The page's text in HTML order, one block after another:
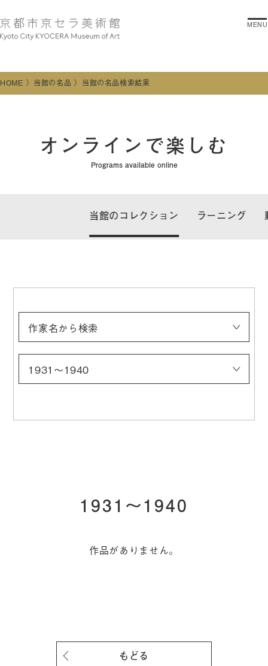
MENU
HOME 当館の名品 当館の名品検索結果
オンラインで楽しむ
Programs available online
当館のコレクション ラーニング
作家名から検索
浅井忠
伊藤快彦
稲垣稔次郎
入江波光
上村松園
太田喜二郎
太田聴雨
奥村霞城
小合友之助
鹿子木孟郎
神坂雪佳
菊池契月
菊池芳文
北野恒富
北脇昇
（五代）清水六兵衞（六和）
幸野楳嶺
木島桜谷
須田国太郎
竹内栖鳳
建畠大夢
玉城末一
田村宗立
都路華香
土田麦僊
都鳥英喜
富岡鉄斎
冨田溪仙
中村研一
中村大三郎
中村鵬生
西村五雲
西山翠嶂
野長瀬晩花
牧野克次
梥本一洋
村上華岳
安井曽太郎
山崎朝雲
山元春挙
1931〜1940
1931〜1940
作品がありません。
もどる